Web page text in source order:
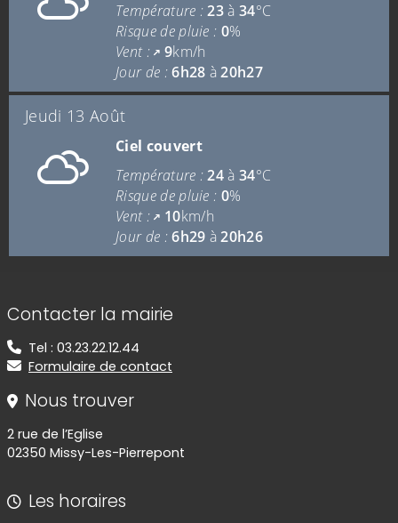
Température :23à34°C
Risque de pluie : 0%
Vent : 9km/h
Jour de :6h28 à20h27
Jeudi 13 Août
Ciel couvert
Température :24à34°C
Risque de pluie : 0%
Vent : 10km/h
Jour de :6h29 à20h26
Informations de contact
Contacter la mairie
Tel : 03.23.22.12.44
Formulaire de contact
Nous trouver
2 rue de l’Eglise
02350 Missy-Les-Pierrepont
Les horaires